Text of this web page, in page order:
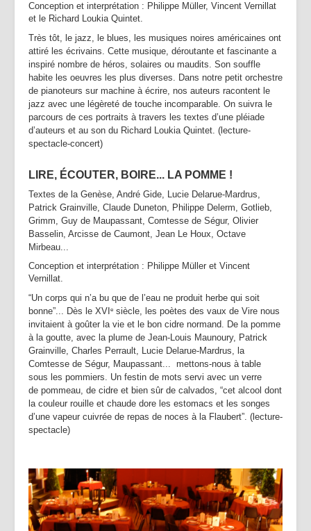
Conception et interprétation : Philippe Müller, Vincent Vernillat
et le Richard Loukia Quintet.
Très tôt, le jazz, le blues, les musiques noires américaines ont
attiré les écrivains. Cette musique, déroutante et fascinante a
inspiré nombre de héros, solaires ou maudits. Son souffle
habite les oeuvres les plus diverses. Dans notre petit orchestre
de pianoteurs sur machine à écrire, nos auteurs racontent le
jazz avec une légèreté de touche incomparable. On suivra le
parcours de ces portraits à travers les textes d’une pléiade
d’auteurs et au son du Richard Loukia Quintet. (lecture-
spectacle-concert)
LIRE, ÉCOUTER, BOIRE... LA POMME !
Textes de la Genèse, André Gide, Lucie Delarue-Mardrus,
Patrick Grainville, Claude Duneton, Philippe Delerm, Gotlieb,
Grimm, Guy de Maupassant, Comtesse de Ségur, Olivier
Basselin, Arcisse de Caumont, Jean Le Houx, Octave
Mirbeau...
Conception et interprétation : Philippe Müller et Vincent
Vernillat.
“Un corps qui n’a bu que de l’eau ne produit herbe qui soit
bonne”... Dès le XVI e siècle, les poètes des vaux de Vire nous
invitaient à goûter la vie et le bon cidre normand. De la pomme
à la goutte, avec la plume de Jean-Louis Maunoury, Patrick
Grainville, Charles Perrault, Lucie Delarue-Mardrus, la
Comtesse de Ségur, Maupassant... mettons-nous à table
sous les pommiers. Un festin de mots servi avec un verre
de pommeau, de cidre et bien sûr de calvados, “cet alcool dont
la couleur rouille et chaude dore les estomacs et les songes
d’une vapeur cuivrée de repas de noces à la Flaubert”. (lecture-
spectacle)